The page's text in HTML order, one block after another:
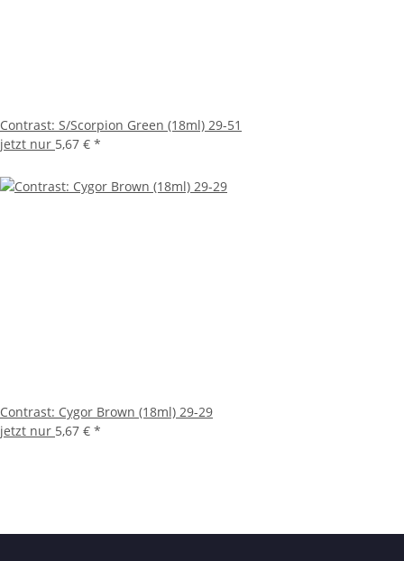
Contrast: S/Scorpion Green (18ml) 29-51
jetzt nur 5,67 € *
Contrast: Cygor Brown (18ml) 29-29
jetzt nur 5,67 € *